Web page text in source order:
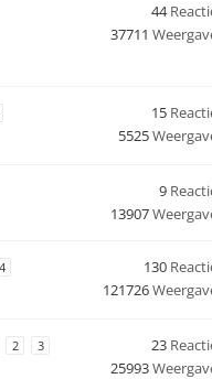
44
37711
15
5525
9
13907
130
121726
2 3 23
25993